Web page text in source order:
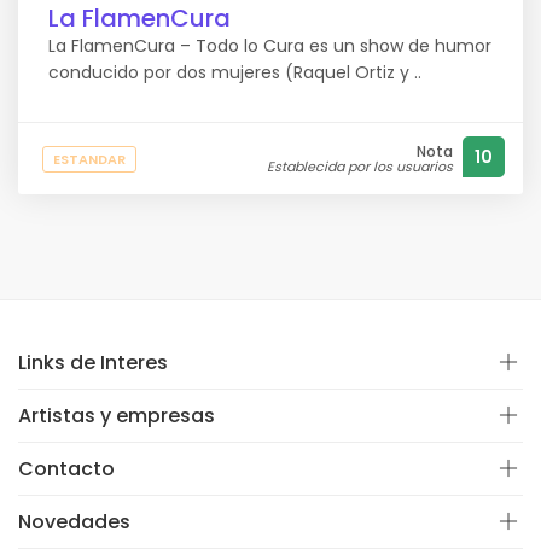
La FlamenCura
La FlamenCura – Todo lo Cura es un show de humor
conducido por dos mujeres (Raquel Ortiz y ..
ESTANDAR Nota
Establecida por los usuarios 10
Links de Interes
Artistas y empresas
Contacto
Novedades